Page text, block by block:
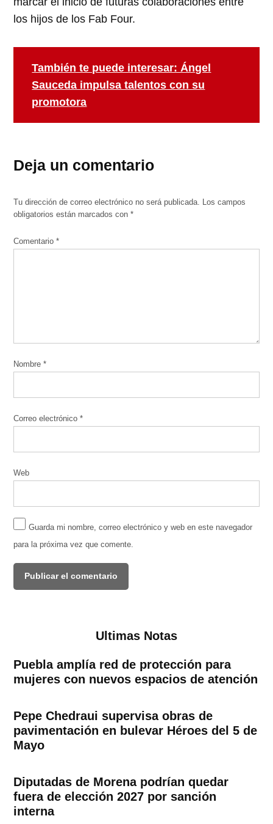
los hijos de los Fab Four.
También te puede interesar: Ángel
Sauceda impulsa talentos con su
promotora
Deja un comentario
Tu dirección de correo electrónico no será publicada. Los campos
obligatorios están marcados con*
Comentario*
Nombre*
Correo electrónico*
Web
Guarda mi nombre, correo electrónico y web en este navegador
para la próxima vez que comente.
Ultimas Notas
Puebla amplía red de protección para
mujeres con nuevos espacios de atención
Pepe Chedraui supervisa obras de
pavimentación en bulevar Héroes del 5 de
Mayo
Diputadas de Morena podrían quedar
fuera de elección 2027 por sanción
interna